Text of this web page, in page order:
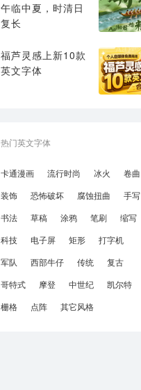
午临中夏，时清日
复长
福芦灵感上新10款
英文字体
热门英文字体
卡通漫画 流行时尚 冰火
卷曲
装饰
恐怖破坏 腐蚀扭曲
手写
书法
草稿 涂鸦 笔刷
缩写
科技
电子屏 矩形
打字机
军队
西部牛仔 传统
复古
哥特式
摩登 中世纪
凯尔特
栅格
点阵
其它风格